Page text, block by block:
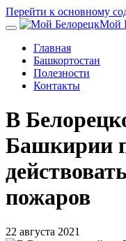
Перейти к основному
Мой
Главная
Башкортостан
Полезности
Контакты
В
Башкирии
пожаров
22 августа 2021